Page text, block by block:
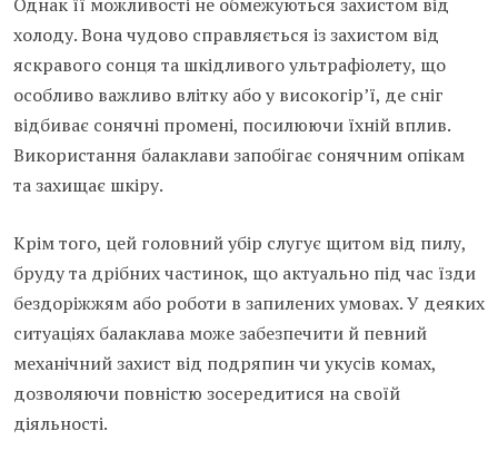
холоду. Вона чудово справляється із захистом від
яскравого сонця та шкідливого ультрафіолету, що
особливо важливо влітку або у високогір’ї, де сніг
відбиває сонячні промені, посилюючи їхній вплив.
Використання балаклави запобігає сонячним опікам
та захищає шкіру.
Крім того, цей головний убір слугує щитом від пилу,
бруду та дрібних частинок, що актуально під час їзди
бездоріжжям або роботи в запилених умовах. У деяких
ситуаціях балаклава може забезпечити й певний
механічний захист від подряпин чи укусів комах,
дозволяючи повністю зосередитися на своїй
діяльності.